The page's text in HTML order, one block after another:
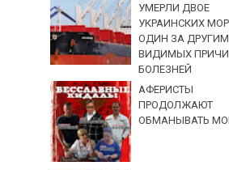
УМЕРЛИ ДВОЕ
УКРАИНСКИХ
ОДИН ЗА
ВИДИМЫХ
БОЛЕЗНЕЙ
АФЕРИСТЫ
ПРОДОЛЖАЮТ
ОБМАНЫВАТЬ